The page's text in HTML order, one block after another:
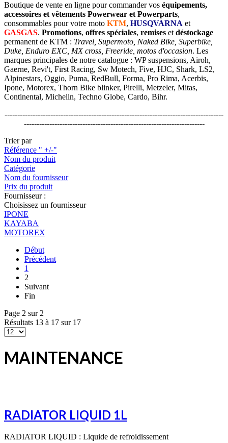
Boutique de vente en ligne pour commander vos équipements,
accessoires et vêtements Powerwear et Powerparts,
consommables pour votre moto KTM, HUSQVARNA et
GASGAS. Promotions, offres spéciales, remises et déstockage
permanent de KTM : Travel, Supermoto, Naked Bike, Superbike,
Duke, Enduro EXC, MX cross, Freeride, motos d'occasion. Les
marques principales de notre catalogue : WP suspensions, Airoh,
Gaerne, Revi't, First Racing, Sw Motech, Five, HJC, Shark, LS2,
Alpinestars, Oggio, Puma, RedBull, Forma, Pro Rima, Acerbis,
Ipone, Motorex, Thorn Bike blinker, Pirelli, Metzeler, Mitas,
Continental, Michelin, Techno Globe, Cardo, Bihr.
--------------------------------------------------------------------------------------
-----------------------------------------------------------------------
Trier par
Référence " +/-"
Nom du produit
Catégorie
Nom du fournisseur
Prix du produit
Fournisseur :
Choisissez un fournisseur
IPONE
KAYABA
MOTOREX
Début
Précédent
1
2
Suivant
Fin
Page 2 sur 2
Résultats 13 à 17 sur 17
MAINTENANCE
RADIATOR LIQUID 1L
RADIATOR LIQUID : Liquide de refroidissement